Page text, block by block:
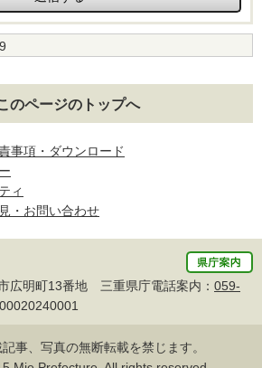
のページのトップへ
事項・ダウンロード
ィ
・お問い合わせ
広明町13番地 三重県庁電話案内： 059-
事、写真の無断転載を禁じます。